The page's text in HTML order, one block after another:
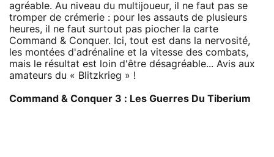
agréable. Au niveau du multijoueur, il ne faut pas se
tromper de crémerie : pour les assauts de plusieurs
heures, il ne faut surtout pas piocher la carte
Command & Conquer. Ici, tout est dans la nervosité,
les montées d'adrénaline et la vitesse des combats,
mais le résultat est loin d'être désagréable... Avis aux
amateurs du « Blitzkrieg » !
Command & Conquer 3 : Les Guerres Du Tiberium